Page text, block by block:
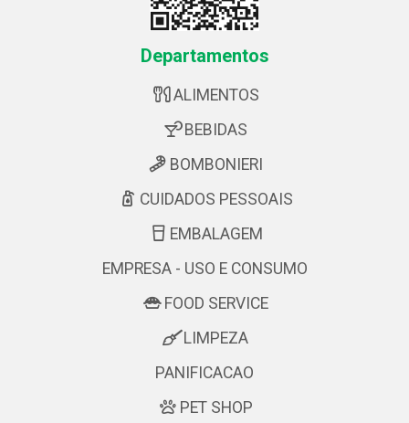
Departamentos
ALIMENTOS
BEBIDAS
BOMBONIERI
CUIDADOS PESSOAIS
EMBALAGEM
EMPRESA - USO E CONSUMO
FOOD SERVICE
LIMPEZA
PANIFICACAO
PET SHOP